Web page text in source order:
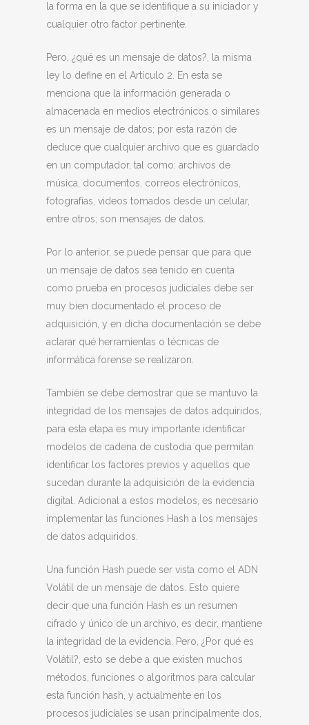
la forma en la que se identifique a su iniciador y
cualquier otro factor pertinente.
Pero, ¿qué es un mensaje de datos?, la misma
ley lo define en el Artículo 2. En esta se
menciona que la información generada o
almacenada en medios electrónicos o similares
es un mensaje de datos; por esta razón de
deduce que cualquier archivo que es guardado
en un computador, tal como: archivos de
música, documentos, correos electrónicos,
fotografías, videos tomados desde un celular,
entre otros; son mensajes de datos.
Por lo anterior, se puede pensar que para que
un mensaje de datos sea tenido en cuenta
como prueba en procesos judiciales debe ser
muy bien documentado el proceso de
adquisición, y en dicha documentación se debe
aclarar qué herramientas o técnicas de
informática forense se realizaron.
También se debe demostrar que se mantuvo la
integridad de los mensajes de datos adquiridos,
para esta etapa es muy importante identificar
modelos de cadena de custodia que permitan
identificar los factores previos y aquellos que
sucedan durante la adquisición de la evidencia
digital. Adicional a estos modelos, es necesario
implementar las funciones Hash a los mensajes
de datos adquiridos.
Una función Hash puede ser vista como el ADN
Volátil de un mensaje de datos. Esto quiere
decir que una función Hash es un resumen
cifrado y único de un archivo, es decir, mantiene
la integridad de la evidencia. Pero, ¿Por qué es
Volátil?, esto se debe a que existen muchos
métodos, funciones o algoritmos para calcular
esta función hash, y actualmente en los
procesos judiciales se usan principalmente dos,